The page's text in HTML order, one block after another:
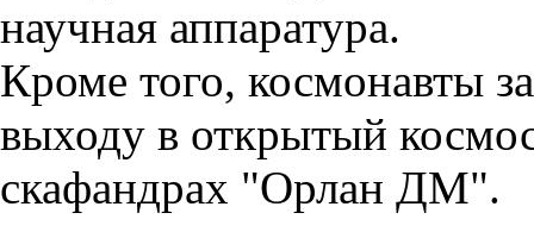
научная аппаратура.
Кроме того, космонавты
выходу в открытый
скафандрах "Орлан ДМ".